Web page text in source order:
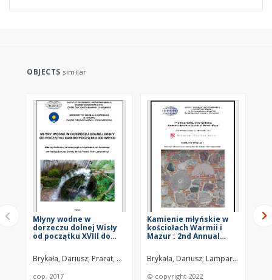
OBJECTS similar
Młyny wodne w
dorzeczu dolnej Wisły
od początku XVIII do
materiały
konferencyjne
Brykała, Dariusz Prarat, Maciej Lamparski, Piotr (1962– ) Polska
cop. 2017
Kamienie młyńskie w
kościołach Warmii i
Mazur : 2nd Annual
: Olsztyn, 7-8 września
2022 r. : materiały
Brykała, Dariusz Lamparski, Piotr
© copyright 2022